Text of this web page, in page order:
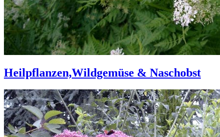
Heilpflanzen,Wildgemüse & Naschobst